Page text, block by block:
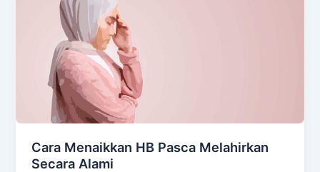
Cara Menaikkan HB Pasca Melahirkan
Secara Alami